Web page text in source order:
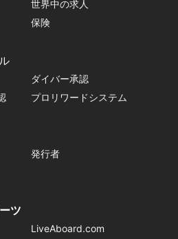
世界中の求人
保険
ダイバー承認
プロリワードシステム
発行者
ツ
LiveAboard.com